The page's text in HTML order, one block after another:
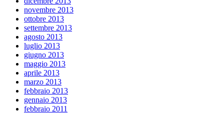
novembre 2013
ottobre 2013
settembre 2013
agosto 2013
luglio 2013
giugno 2013
maggio 2013
aprile 2013
marzo 2013
febbraio 2013
gennaio 2013
febbraio 2011